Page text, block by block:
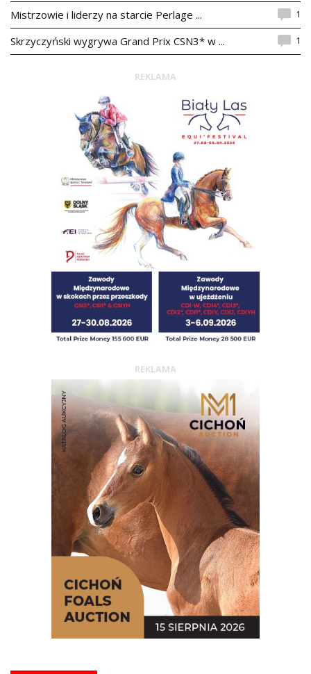
Mistrzowie i liderzy na starcie Perlage ... 1
Skrzyczyński wygrywa Grand Prix CSN3* w ... 1
REKLAMA
REKLAMA